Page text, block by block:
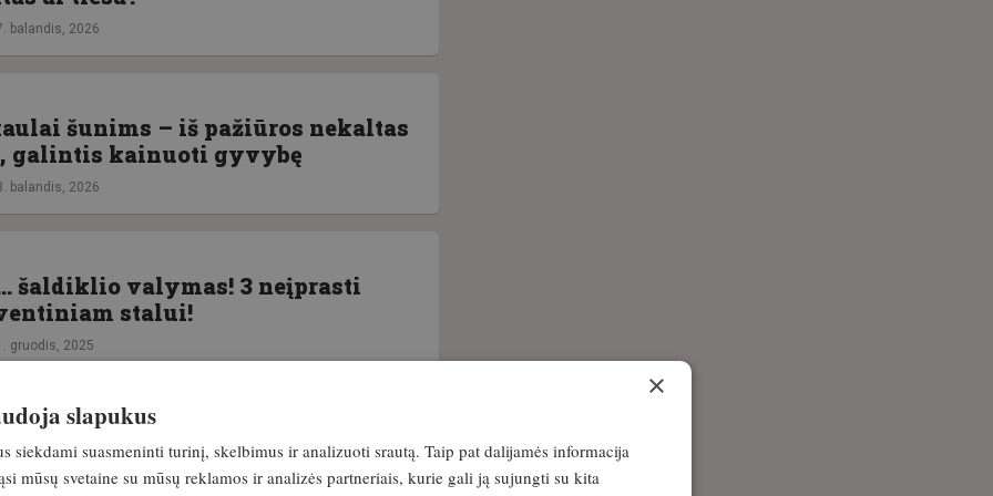
balandis, 2026
šunims – iš pažiūros nekaltas
galintis kainuoti gyvybę
balandis, 2026
šaldiklio valymas! 3 neįprasti
stalui!
gruodis, 2025
kuris vystosi kartu su
Swarovski Z8i+ naujoji karta
×
slapukus
siekdami suasmeninti turinį, skelbimus ir analizuoti srautą. Taip pat dalijamės informacija
mūsų svetaine su mūsų reklamos ir analizės partneriais, kurie gali ją sujungti su kita